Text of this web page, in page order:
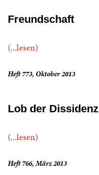
Freundschaft
(...lesen)
Heft 773, Oktober 2013
Lob der Dissidenz
(...lesen)
Heft 766, März 2013